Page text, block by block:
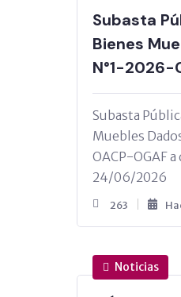
Subasta
Bienes
N°1-2026-
Subasta
Muebles
OACP-OGAF
24/06/2026
263
Noticias